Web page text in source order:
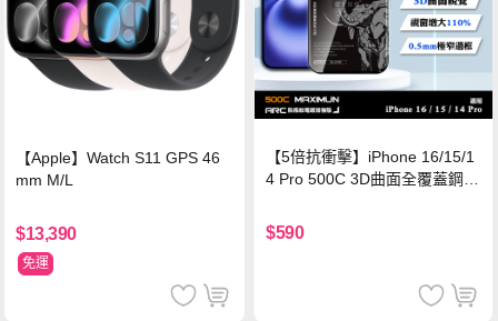
【Apple】Watch S11 GPS 46
mm M/L
$13,390
免運
【5倍抗衝擊】iPhone 16/15/1
4 Pro 500C 3D曲面全覆蓋鋼化
保護貼
$590